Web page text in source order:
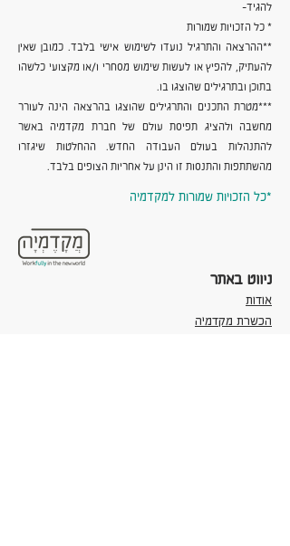
להגיד-
* כל הזכויות שמורות
**ההרצאה והתרגיל נועדו לשימוש אישי בלבד. כמובן שאין
להעתיק, להפיץ או לעשות שימוש מסחרי ו/או מקצועי כלשהו
בתוכן ובתרגילים שהוצגו בו.
***מטרת התכנים והתרגילים שהוצגו בהרצאה הינה לעורר
מחשבה ולהציג תפיסת עולם של חברת מקדמיה באשר
להתנהלות בעולם העבודה החדש. ההחלטות שיגזרו
מהשתתפות והתנסות זו הינן על אחריות הצופים בלבד.
כל הזכויות שמורות למקדמיה*
ניווט באתר
אודות
הכשרת מקדמיה